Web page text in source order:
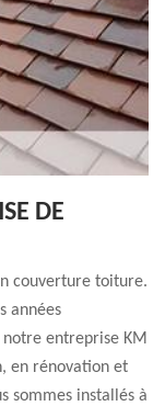
DE
couverture toiture.
années
notre entreprise KM
en rénovation et
sommes installés à